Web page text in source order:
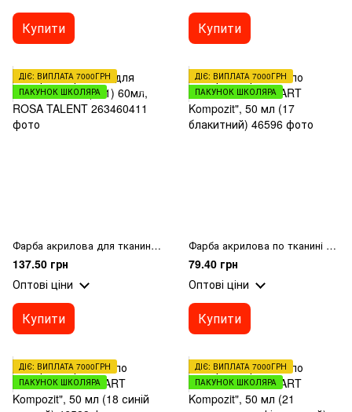
Купити Купити
ДІЄ: ВИПЛАТА 7000ГРН
ПАКУНОК ШКОЛЯРА
Фарба акрилова для тканин, Синя, (411) 60мл, ROSA TALENT
137.50 грн
Оптові ціни
Купити
ДІЄ: ВИПЛАТА 7000ГРН
ПАКУНОК ШКОЛЯРА
Фарба акрилова по тканині MAMBO "ART Kompozit", 50 мл (17 блакитний)
79.40 грн
Оптові ціни
Купити
ДІЄ: ВИПЛАТА 7000ГРН
ПАКУНОК ШКОЛЯРА
ДІЄ: ВИПЛАТА 7000ГРН
ПАКУНОК ШКОЛЯРА